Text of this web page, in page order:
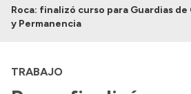
Institucional
Autoridades
Roca: finalizó curso para Guardias
y Permanencia
TRABAJO